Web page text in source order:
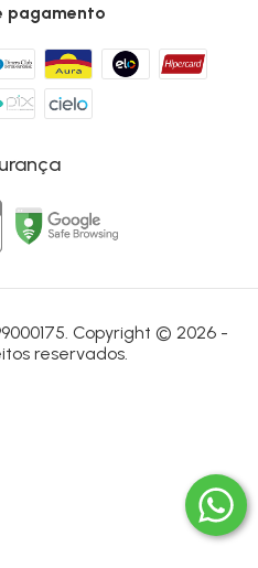
pagamento
Copyright © 2026 -
reservados.